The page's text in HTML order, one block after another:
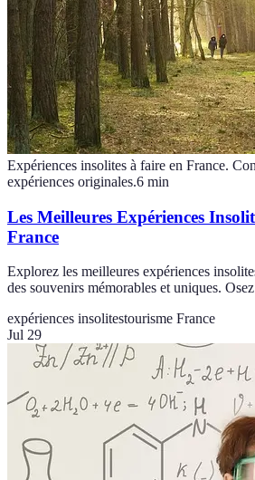
Expériences insolites à faire en France.
expériences originales.6 min
Les Meilleures Expériences
France
Explorez les meilleures expériences
des souvenirs mémorables et uniques.
expériences insolitestourisme France
Jul 29